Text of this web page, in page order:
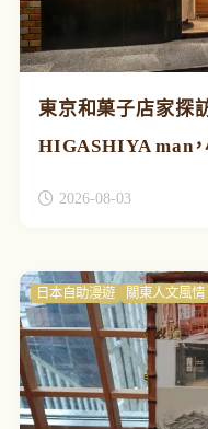
東京和菓子店家探
HIGASHIYA man
2026-08-03
日本自助漫遊 關東人文風情